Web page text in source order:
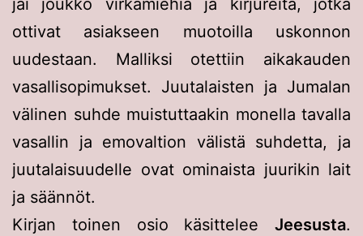
jäi joukko virkamiehiä ja kirjureita, jotka
ottivat asiakseen muotoilla uskonnon
uudestaan. Malliksi otettiin aikakauden
vasallisopimukset. Juutalaisten ja Jumalan
välinen suhde muistuttaakin monella tavalla
vasallin ja emovaltion välistä suhdetta, ja
juutalaisuudelle ovat ominaista juurikin lait
ja säännöt.
Kirjan toinen osio käsittelee Jeesusta.